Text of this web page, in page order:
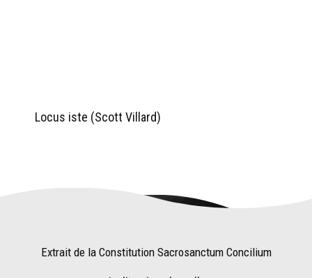
Locus iste (Scott Villard)
Extrait de la Constitution Sacrosanctum Concilium